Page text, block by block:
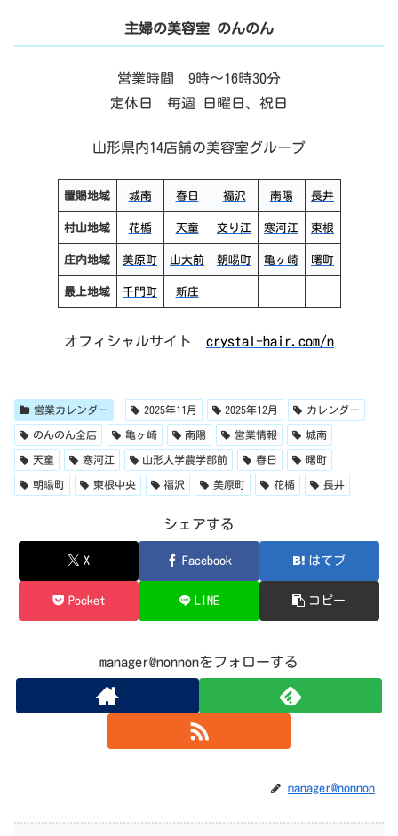
主婦の美容室 のんのん
営業時間 9時～16時30分
定休日 毎週 日曜日、祝日
山形県内14店舗の美容室グループ
置賜地域 城南 春日 福沢 南陽 長井
村山地域 花楯 天童 交り江 寒河江 東根
庄内地域 美原町 山大前 朝暘町 亀ヶ崎 曙町
最上地域 千門町 新庄
オフィシャルサイト crystal-hair.com/n
営業カレンダー 2025年11月 2025年12月 カレンダー
のんのん全店 亀ヶ崎 南陽 営業情報 城南
天童 寒河江 山形大学農学部前 春日 曙町
朝暘町 東根中央 福沢 美原町 花楯 長井
シェアする
X Facebook はてブ
Pocket LINE コピー
manager@nonnonをフォローする
manager@nonnon